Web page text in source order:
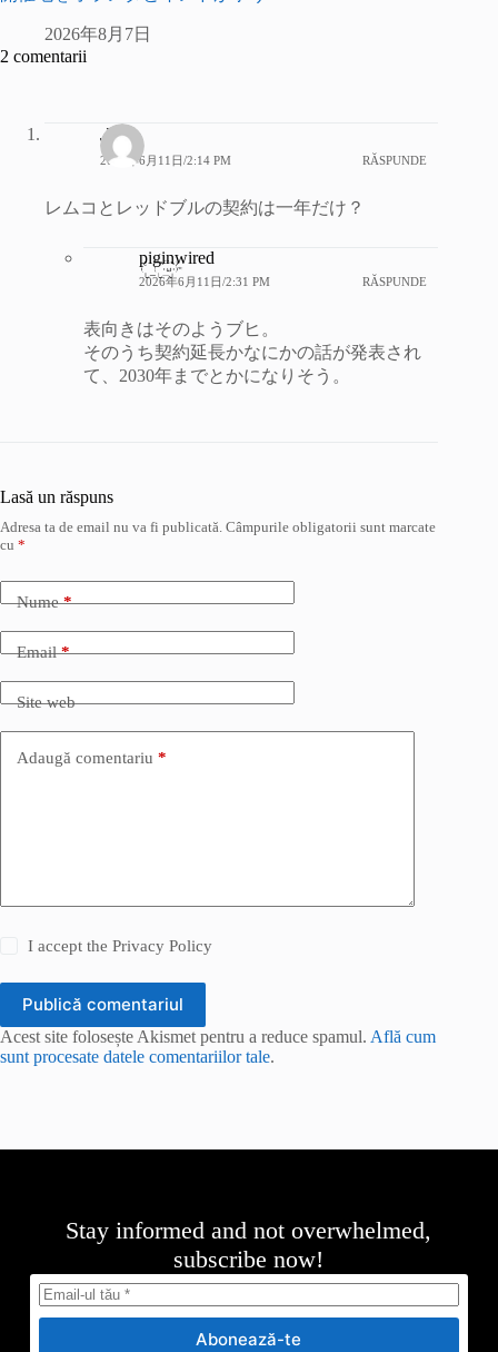
2026年8月7日
2 comentarii
ふぐ
2026年6月11日/2:14 PM RĂSPUNDE
レムコとレッドブルの契約は一年だけ？
piginwired
2026年6月11日/2:31 PM RĂSPUNDE
表向きはそのようブヒ。
そのうち契約延長かなにかの話が発表され
て、2030年までとかになりそう。
Lasă un răspuns
Adresa ta de email nu va fi publicată. Câmpurile obligatorii sunt marcate
cu *
Nume*
Email*
Site web
Adaugă comentariu *
I accept thePrivacy Policy
Publică comentariul
Acest site folosește Akismet pentru a reduce spamul. Află cum
sunt procesate datele comentariilor tale.
Stay informed and not overwhelmed,
subscribe now!
Abonează-te